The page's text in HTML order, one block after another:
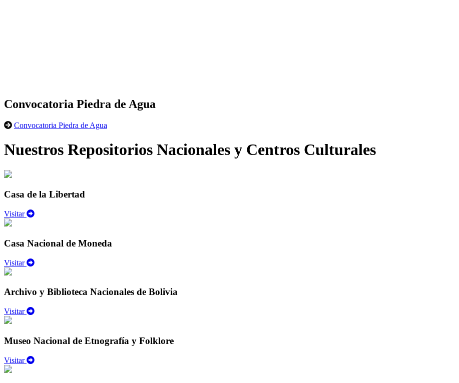
Convocatoria Piedra de Agua
Convocatoria Piedra de Agua
Nuestros Repositorios Nacionales y Centros Culturales
Casa de la Libertad
Visitar
Casa Nacional de Moneda
Visitar
Archivo y Biblioteca Nacionales de Bolivia
Visitar
Museo Nacional de Etnografía y Folklore
Visitar